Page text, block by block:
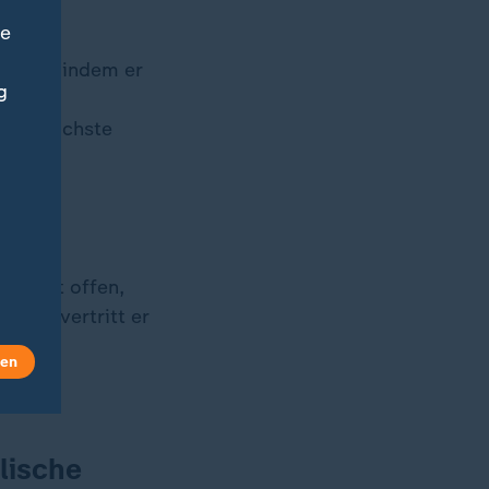
indem er
nächste
offen,
vertritt er